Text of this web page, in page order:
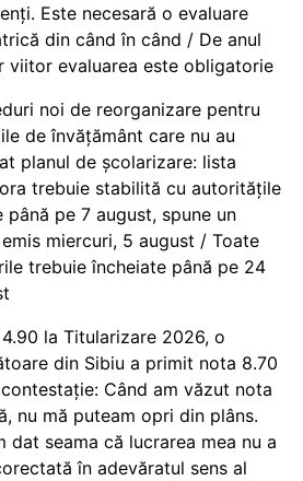
Este necesară o evaluare
din când în când / De anul
viitor evaluarea este obligatorie
noi de reorganizare pentru
de învățământ care nu au
planul de școlarizare: lista
trebuie stabilită cu autoritățile
până pe 7 august, spune un
miercuri, 5 august / Toate
trebuie încheiate până pe 24
la Titularizare 2026, o
din Sibiu a primit nota 8.70
Când am văzut nota
nu mă puteam opri din plâns.
dat seama că lucrarea mea nu a
în adevăratul sens al